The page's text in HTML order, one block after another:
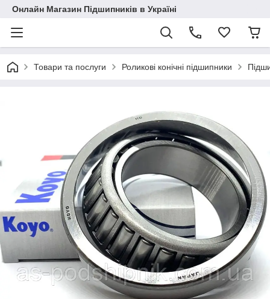
Онлайн Магазин Підшипників в Україні
Товари та послуги Роликові конічні підшипники